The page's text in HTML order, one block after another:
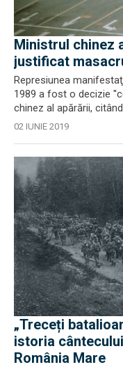
Ministrul chinez
justificat
Represiunea
1989 a fost o decizie
chinez al apărării,
02 IUNIE 2019
„Treceți
istoria
România Mare